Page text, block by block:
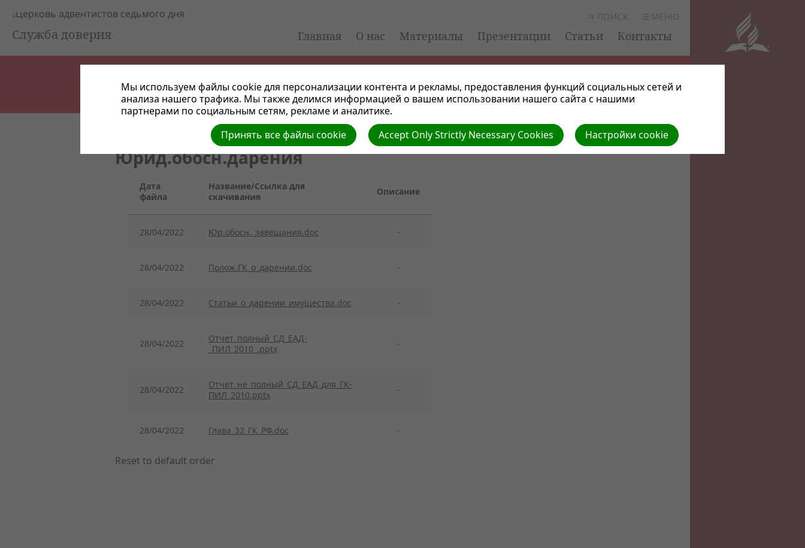
ПОИСК МЕНЮ
Служба доверия Главная О нас Материалы Презентации Статьи Контакты
Юрид.обосн.дарения
Дата
файла
Название/Ссылка для
скачивания
Описание
28/04/2022 Юр.обосн._завещания.doc -
28/04/2022 Полож.ГК_о_дарении.doc -
28/04/2022 Статьи_о_дарении_имущества.doc -
28/04/2022
Отчет_полный_СД_ЕАД-
_ПИЛ_2010_.pptx
-
28/04/2022
Отчет_не_полный_СД_ЕАД_для_ГК-
ПИЛ_2010.pptx
-
28/04/2022 Глава_32_ГК_РФ.doc -
Reset to default order
Мы используем файлы cookie для персонализации контента и рекламы, предоставления функций социальных сетей и
анализа нашего трафика. Мы также делимся информацией о вашем использовании нашего сайта с нашими
партнерами по социальным сетям, рекламе и аналитике.
Настройки cookie
Accept Only Strictly Necessary Cookies
Принять все файлы cookie